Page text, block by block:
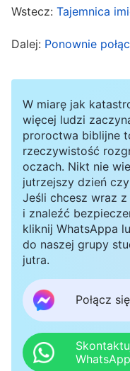
planowania lub
dyrektorem.
w każdym wieku.
imię się zmienia,
Wszystko
Jednak nie
imienia Jezusa.
mówicie, zostanę
łatwo nie dam się
zablokowałam
Ale następnego
siostry, głosząc
Boga
Wstecz: Tajemnica
Dalej: Ponownie
W miarę jak
więcej ludzi
proroctwa biblijne
rzeczywistość
oczach. Nikt nie
jutrzejszy dzień
Jeśli chcesz wraz
i znaleźć
kliknij WhatsAppa
do naszej grupy
jutra.
Połącz
WhatsApp